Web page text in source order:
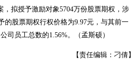
拟授予激励对象5704万份股票期权，涉
的股票期权行权价格为9.97元，与其前一
司员工总数的1.56%。（孟斯硕）
【责任编辑：刁倩】